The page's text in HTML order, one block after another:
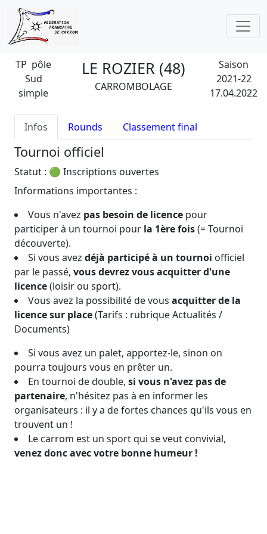
TP pôle
Sud
simple
LE ROZIER (48)
CARROMBOLAGE
Saison
2021-22
17.04.2022
Infos Rounds Classement final
Tournoi officiel
Statut : 🟢 Inscriptions ouvertes
Informations importantes :
Vous n'avez pas besoin de licence pour
participer à un tournoi pour la 1ère fois(= Tournoi
découverte).
Si vous avez déjà participé à un tournoi officiel
par le passé, vous devrez vous acquitter d'une
licence(loisir ou sport).
Vous avez la possibilité de vous acquitter de la
licence sur place(Tarifs : rubrique Actualités /
Documents)
Si vous avez un palet, apportez-le, sinon on
pourra toujours vous en prêter un.
En tournoi de double, si vous n'avez pas de
partenaire, n'hésitez pas à en informer les
organisateurs : il y a de fortes chances qu'ils vous en
trouvent un !
Le carrom est un sport qui se veut convivial,
venez donc avec votre bonne humeur !